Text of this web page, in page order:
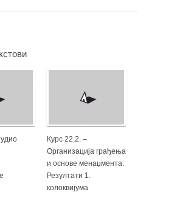
Курс 22.2. –
Организација грађења
и основе менаџмента:
Резултати 1.
колоквијума